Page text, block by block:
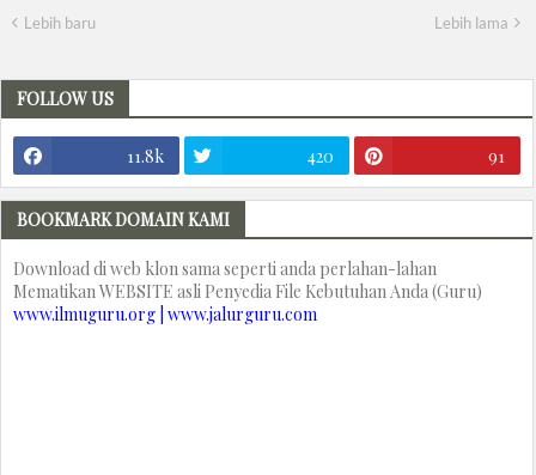
Lebih baru Lebih lama
FOLLOW US
11.8k 420 91
BOOKMARK DOMAIN KAMI
Download di web klon sama seperti anda perlahan-lahan
Mematikan WEBSITE asli Penyedia File Kebutuhan Anda (Guru)
www.ilmuguru.org | www.jalurguru.com